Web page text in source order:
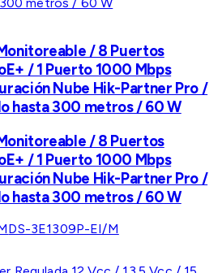
/ 8 Puertos
/ 1 Puerto 1000 Mbps
Nube Hik-Partner Pro /
hasta 300 metros / 60 W
/ 8 Puertos
/ 1 Puerto 1000 Mbps
Nube Hik-Partner Pro /
hasta 300 metros / 60 W
DS-3E1309P-EI/M